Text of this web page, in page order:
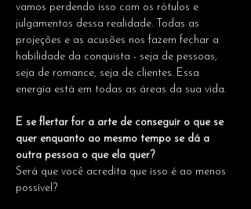
vamos perdendo isso com os rótulos e
julgamentos dessa realidade. Todas as
projeções e as acusões nos fazem fechar a
habilidade da conquista - seja de pessoas,
seja de romance, seja de clientes. Essa
energia está em todas as áreas da sua vida.
E se flertar for a arte de conseguir o que se
quer enquanto ao mesmo tempo se dá a
outra pessoa o que ela quer?
Será que você acredita que isso é ao menos
possível?